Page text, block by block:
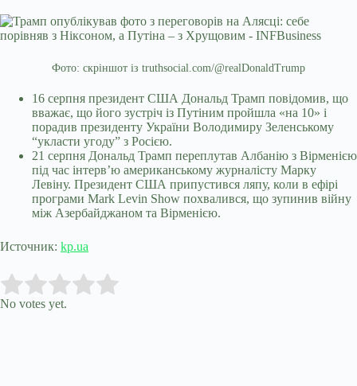
Фото: скріншот із truthsocial.com/@realDonaldTrump
16 серпня президент США Дональд Трамп повідомив, що
вважає, що його зустріч із Путіним пройшла «на 10» і
порадив президенту України Володимиру Зеленському
“укласти угоду” з Росією.
21 серпня Дональд Трамп переплутав Албанію з Вірменією
під час інтерв’ю американському журналісту Марку
Левіну. Президент США припустився ляпу, коли в ефірі
програми Mark Levin Show похвалився, що зупинив війну
між Азербайджаном та Вірменією.
Источник: kp.ua
Rate this item:
No votes yet.